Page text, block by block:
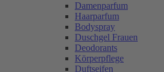
Damenparfum
Haarparfum
Bodyspray
Duschgel Frauen
Deodorants
Körperpflege
Duftseifen